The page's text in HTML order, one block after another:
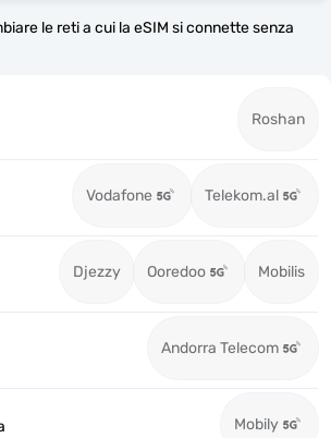
le reti a cui la eSIM si connette senza
Roshan
Vodafone Telekom.al
Djezzy Ooredoo Mobilis
Andorra Telecom
Mobily